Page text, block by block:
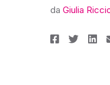
da Giulia